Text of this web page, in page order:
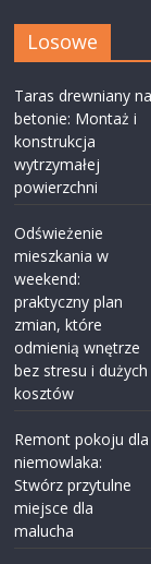
Losowe
Taras drewniany na
betonie: Montaż i
konstrukcja
wytrzymałej
powierzchni
Odświeżenie
mieszkania w
weekend:
praktyczny plan
zmian, które
odmienią wnętrze
bez stresu i dużych
kosztów
Remont pokoju dla
niemowlaka:
Stwórz przytulne
miejsce dla
malucha